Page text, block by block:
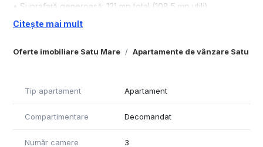
Oferte imobiliare Satu Mare Apartamente de vânzare Satu
• Suprafață generoasă: 121 mp total (108,5 mp utili),
compartimentați inteligent pentru a-ți oferi confort și
funcționalitate.
mare, o bucătărie complet utilată, 1 baie modernă, două
• Facilități suplimentare: Garaj propriu, două beciuri
spațioase, pod,curte comună perfectă pentru socializare sau
relaxare în aer liber.
• Dotări moderne: Aer condiționat pentru confort pe tot
parcursul anului, mobilier și electrocasnice noi, de calitate
Citește mai mult
Tip apartament Apartament
Compartimentare Decomandat
Număr camere 3